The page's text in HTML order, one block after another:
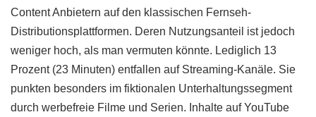
Content Anbietern auf den klassischen Fernseh-
Distributionsplattformen. Deren Nutzungsanteil ist jedoch
weniger hoch, als man vermuten könnte. Lediglich 13
Prozent (23 Minuten) entfallen auf Streaming-Kanäle. Sie
punkten besonders im fiktionalen Unterhaltungssegment
durch werbefreie Filme und Serien. Inhalte auf YouTube